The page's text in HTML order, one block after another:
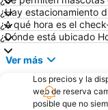
¿Hay estacionamiento
¿A qué hora es el
¿Dónde está ubicado
Ver más
Los precios y la
web de reserva
posible que no